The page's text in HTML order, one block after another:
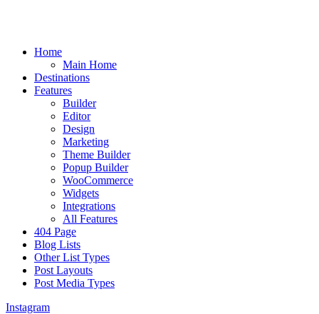
Home
Main Home
Destinations
Features
Builder
Editor
Design
Marketing
Theme Builder
Popup Builder
WooCommerce
Widgets
Integrations
All Features
404 Page
Blog Lists
Other List Types
Post Layouts
Post Media Types
Instagram